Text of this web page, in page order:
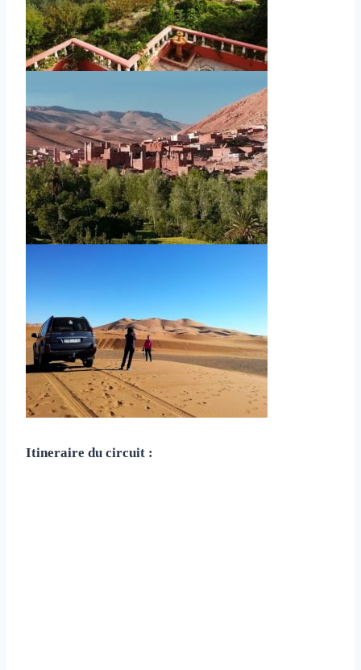
Itineraire du circuit :